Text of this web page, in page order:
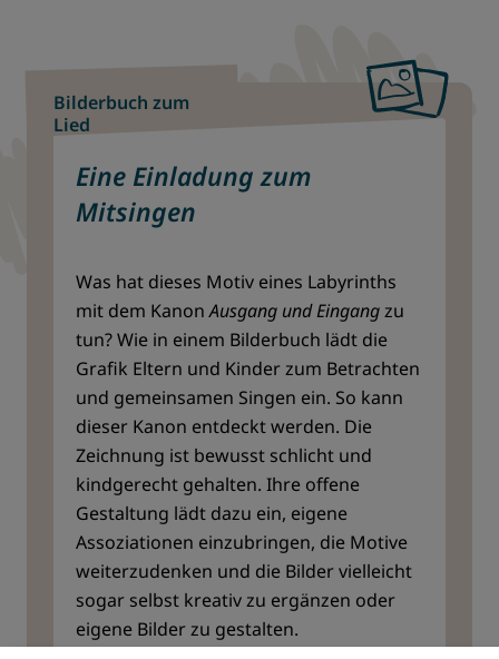
Bilderbuch zum
Lied
Eine Einladung zum
Mitsingen
Was hat dieses Motiv eines Labyrinths
mit dem KanonAusgang und Eingangzu
tun? Wie in einem Bilderbuch lädt die
Grafik Eltern und Kinder zum Betrachten
und gemeinsamen Singen ein. So kann
dieser Kanon entdeckt werden. Die
Zeichnung ist bewusst schlicht und
kindgerecht gehalten. Ihre offene
Gestaltung lädt dazu ein, eigene
Assoziationen einzubringen, die Motive
weiterzudenken und die Bilder vielleicht
sogar selbst kreativ zu ergänzen oder
eigene Bilder zu gestalten.